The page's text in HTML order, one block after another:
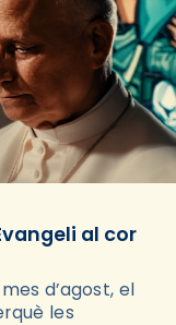
al cor
d’agost, el
les